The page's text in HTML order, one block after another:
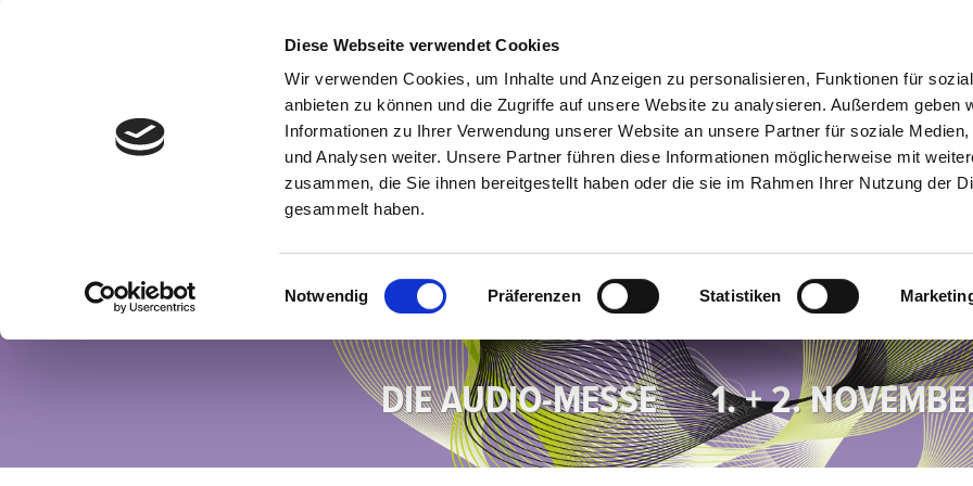
Diese Webseite verwendet Cookies
Wir verwenden Cookies, um Inhalte und Anzeigen zu personalisieren, Funktionen für
anbieten zu können und die Zugriffe auf unsere Website zu analysieren. Außerdem geben
Informationen zu Ihrer Verwendung unserer Website an unsere Partner für soziale Medien,
und Analysen weiter. Unsere Partner führen diese Informationen möglicherweise mit
zusammen, die Sie ihnen bereitgestellt haben oder die sie im Rahmen Ihrer Nutzung der
gesammelt haben.
Einwilligungsauswahl
Notwendig Präferenzen Statistiken
DIE AUDIO-MESSE 1. + 2.